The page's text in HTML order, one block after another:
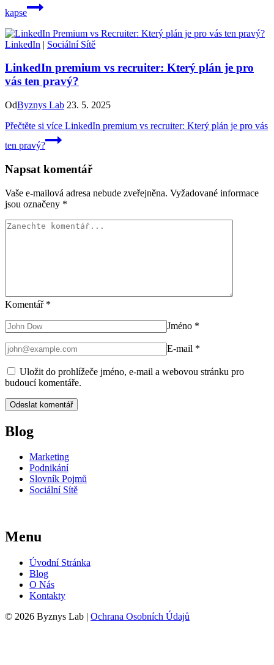
kapse
LinkedIn | Sociální Sítě
LinkedIn premium vs recruiter: Který plán je pro
vás ten pravý?
OdByznys Lab 23. 5. 2025
Přečtěte si více LinkedIn premium vs recruiter: Který plán je pro vás
ten pravý?
Napsat komentář
Vaše e-mailová adresa nebude zveřejněna. Vyžadované informace
jsou označeny *
Komentář *
Jméno *
E-mail *
Uložit do prohlížeče jméno, e-mail a webovou stránku pro
budoucí komentáře.
Blog
Marketing
Podnikání
Slovník Pojmů
Sociální Sítě
Menu
Úvodní Stránka
Blog
O Nás
Kontakty
© 2026 Byznys Lab | Ochrana Osobních Údajů